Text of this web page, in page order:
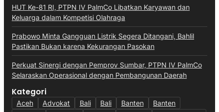
HUT Ke-81 RI, PTPN IV PalmCo Libatkan Karyawan dan
Keluarga dalam Kompetisi Olahraga
Prabowo Minta Gangguan Listrik Segera Ditangani, Bahlil
Pastikan Bukan karena Kekurangan Pasokan
Perkuat Sinergi dengan Pemprov Sumbar, PTPN IV PalmCo
Selaraskan Operasional dengan Pembangunan Daerah
Kategori
Aceh Advokat Bali Bali Banten
Banten